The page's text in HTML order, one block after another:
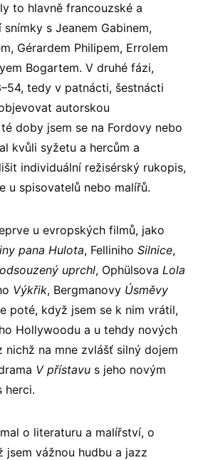
to hlavně francouzské a
s Jeanem Gabinem,
Gérardem Philipem, Errolem
Bogartem. V druhé fázi,
tedy v patnácti, šestnácti
autorskou
doby jsem se na Fordovy nebo
kvůli syžetu a hercům a
individuální režisérský rukopis,
u spisovatelů nebo malířů.
u evropských filmů, jako
pana Hulota, Felliniho Silnice,
uprchl, Ophülsova Lola
Výkřik, Bergmanovy Úsměvy
poté, když jsem se k nim vrátil,
Hollywoodu a u tehdy nových
nichž na mne zvlášť silný dojem
V přístavu s jeho novým
herci.
o literaturu a malířství, o
jsem vážnou hudbu a jazz